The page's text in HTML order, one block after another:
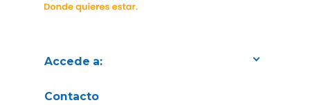
Accede a:
Contacto